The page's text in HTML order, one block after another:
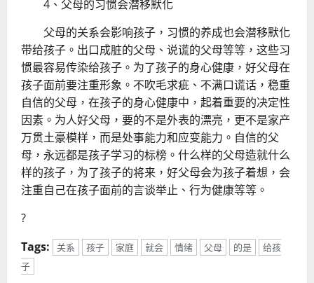
4、父母的习惯会潜移默化
父母的关系会影响孩子，习惯的养成也会潜移默化
带给孩子。出口成脏的父母、说谎的父母等等，这些习
惯最容易传染给孩子。为了孩子的身心健康，好父母在
孩子面前要注重形象。不吹毛求疵、不满口谎话，稳重
自信的父母，在孩子的身心健康中，起着重要的决定性
因素。为人好父母，要的不是外表的漂亮，更不是家产
万贯土豪模样，而是处事能力和应变能力。自信的父
母，永远都是孩子学习的标榜。什么样的父母造就什么
样的孩子，为了孩子的将来，好父母会为孩子着想，会
注重自己在孩子面前的言谈举止、行为健康等等。
?
Tags:
关系 孩子 家庭 就会 情绪 父母 的是
给孩
子